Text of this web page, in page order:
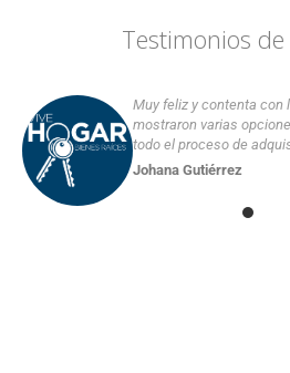
Testimonios
Muy feliz y contenta con
mostraron varias
todo el proceso de
Johana Gutiérrez